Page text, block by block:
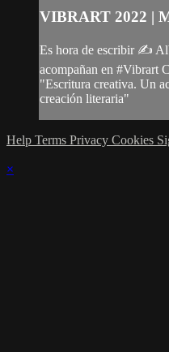
VIBRART 2022 |
Es hora de escribir ✍
acompañan en #Vibrart
"Escritura creativa. Un
creación literaria"
Help Terms Privacy Cookies
×